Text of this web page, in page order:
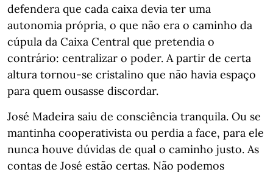
defendera que cada caixa devia ter uma
autonomia própria, o que não era o caminho da
cúpula da Caixa Central que pretendia o
contrário: centralizar o poder. A partir de certa
altura tornou-se cristalino que não havia espaço
para quem ousasse discordar.
José Madeira saiu de consciência tranquila. Ou se
mantinha cooperativista ou perdia a face, para ele
nunca houve dúvidas de qual o caminho justo. As
contas de José estão certas. Não podemos